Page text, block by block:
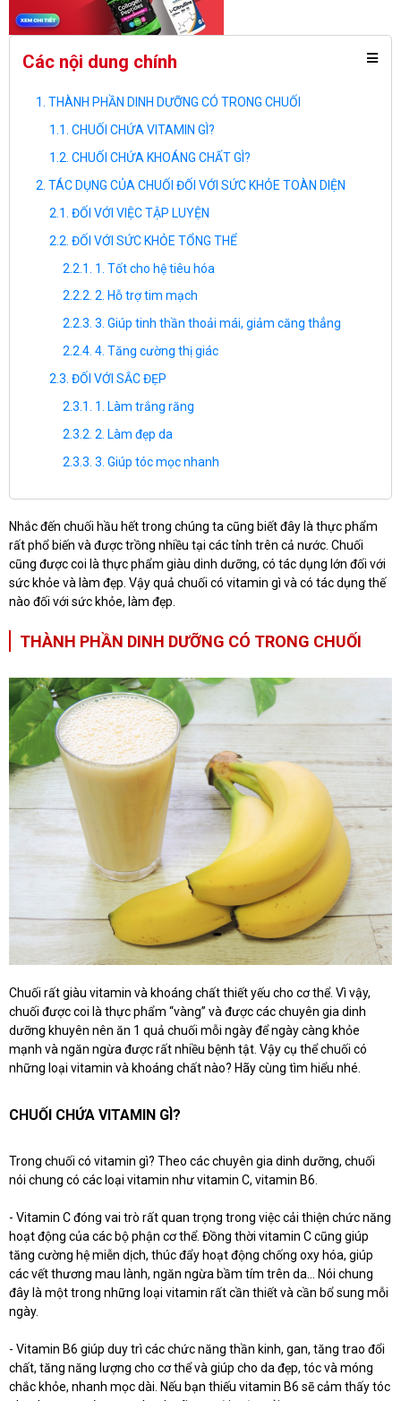
Các nội dung chính
THÀNH PHẦN DINH DƯỠNG CÓ TRONG CHUỐI
CHUỐI CHỨA VITAMIN GÌ?
CHUỐI CHỨA KHOÁNG CHẤT GÌ?
TÁC DỤNG CỦA CHUỐI ĐỐI VỚI SỨC KHỎE TOÀN DIỆN
ĐỐI VỚI VIỆC TẬP LUYỆN
ĐỐI VỚI SỨC KHỎE TỔNG THỂ
1. Tốt cho hệ tiêu hóa
2. Hỗ trợ tim mạch
3. Giúp tinh thần thoải mái, giảm căng thẳng
4. Tăng cường thị giác
ĐỐI VỚI SẮC ĐẸP
1. Làm trắng răng
2. Làm đẹp da
3. Giúp tóc mọc nhanh
Nhắc đến chuối hầu hết trong chúng ta cũng biết đây là thực phẩm
rất phổ biến và được trồng nhiều tại các tỉnh trên cả nước. Chuối
cũng được coi là thực phẩm giàu dinh dưỡng, có tác dụng lớn đối với
sức khỏe và làm đẹp. Vậy quả chuối có vitamin gì và có tác dụng thế
nào đối với sức khỏe, làm đẹp.
THÀNH PHẦN DINH DƯỠNG CÓ TRONG CHUỐI
Chuối rất giàu vitamin và khoáng chất thiết yếu cho cơ thể. Vì vậy,
chuối được coi là thực phẩm “vàng” và được các chuyên gia dinh
dưỡng khuyên nên ăn 1 quả chuối mỗi ngày để ngày càng khỏe
mạnh và ngăn ngừa được rất nhiều bệnh tật. Vậy cụ thể chuối có
những loại vitamin và khoáng chất nào? Hãy cùng tìm hiểu nhé.
CHUỐI CHỨA VITAMIN GÌ?
Trong chuối có vitamin gì? Theo các chuyên gia dinh dưỡng, chuối
nói chung có các loại vitamin như vitamin C, vitamin B6.
- Vitamin C đóng vai trò rất quan trọng trong việc cải thiện chức năng
hoạt động của các bộ phận cơ thể. Đồng thời vitamin C cũng giúp
tăng cường hệ miễn dịch, thúc đẩy hoạt động chống oxy hóa, giúp
các vết thương mau lành, ngăn ngừa bầm tím trên da… Nói chung
đây là một trong những loại vitamin rất cần thiết và cần bổ sung mỗi
ngày.
- Vitamin B6 giúp duy trì các chức năng thần kinh, gan, tăng trao đổi
chất, tăng năng lượng cho cơ thể và giúp cho da đẹp, tóc và móng
chắc khỏe, nhanh mọc dài. Nếu bạn thiếu vitamin B6 sẽ cảm thấy tóc